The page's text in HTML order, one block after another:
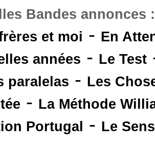
Bandes annonces
et moi - En
années - Le Test
paralelas - Les
- La Méthode
Portugal
- Le